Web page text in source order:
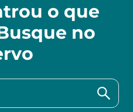
o que
no